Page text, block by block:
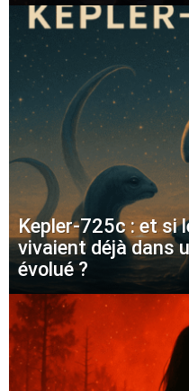
Kepler-725c : et si
vivaient déjà dans
évolué ?